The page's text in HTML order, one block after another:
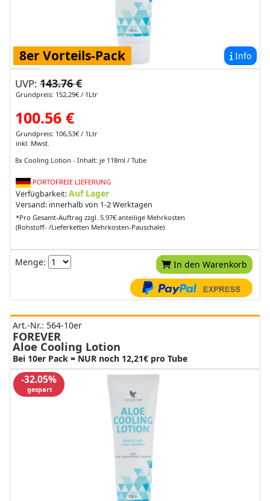
Info
8er Vorteils-Pack
UVP: 143.76 €
Grundpreis: 152,29€ / 1Ltr
100.56 €
Grundpreis: 106,53€ / 1Ltr
inkl. Mwst.
8x Cooling Lotion - Inhalt: je 118ml / Tube
PORTOFREIE LIEFERUNG
Verfügbarkeit:Auf Lager
Versand: innerhalb von 1-2 Werktagen
*Pro Gesamt-Auftrag zzgl. 5.97€ anteilige Mehrkosten
(Rohstoff- /Lieferketten Mehrkosten-Pauschale)
Menge: In den Warenkorb
Art.-Nr.: 564-10er
FOREVER
Aloe Cooling Lotion
Bei 10er Pack = NUR noch 12,21€ pro Tube
-32.05%
gespart